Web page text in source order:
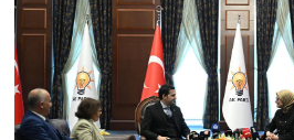
Spor
Teknoloji
Türkiye'nin Geleceği